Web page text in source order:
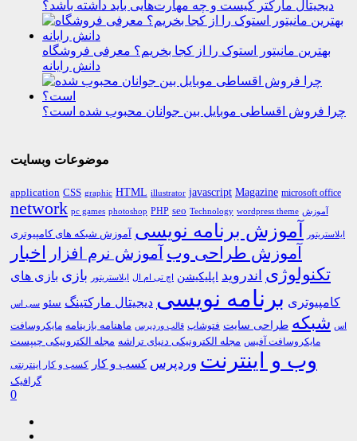
دیجیتال مارکتر کیست و چه مهارت‌هایی باید داشته باشد؟
بهترین مانیتور استوک را از کجا بخریم؟ معرفی فروشگاه
دانش رایانه
چرا فروش اقساطی موبایل بین جوانان محبوب شده است؟
موضوعات وبسایت
application CSS graphic HTML illustrator javascript Magazine microsoft office
network pc games photoshop PHP seo Technology wordpress theme آموزش
ایلاستریتور آموزش برنامه نویسی آموزش شبکه های کامپیوتری
آموزش طراحی وب آموزش نرم افزار اخبار
تکنولوژی اندروید اپلیکیشن اچ تی ام ال ایلاستریتور بازی بازی های
کامپیوتری برنامه نویسی دیجیتال مارکتینگ سئو سی اس
اس شبکه طراحی سایت فتوشاپ قالب وردپرس ماهنامه بازینامه مایکروسافت
مایکروسافت آفیس مجله الکترونیکی دنیای تراشه مجله الکترونیکی چیپست
وب و اینترنت وردپرس کسب و کار کسب و کار اینترنتی
گرافیک
0